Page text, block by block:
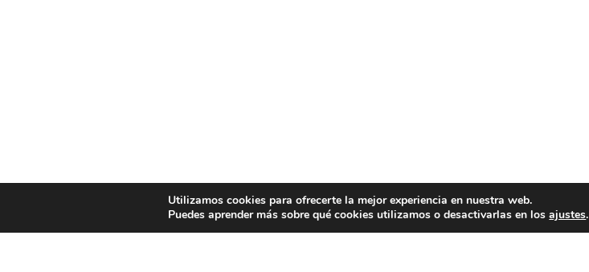
Utilizamos cookies para ofrecerte la mejor experiencia en nuestra web.
Puedes aprender más sobre qué cookies utilizamos o desactivarlas en losajustes.